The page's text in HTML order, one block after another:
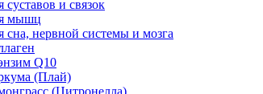
суставов и связок
мышц
сна, нервной системы и мозга
Q10
(Плай)
(Цитронелла)